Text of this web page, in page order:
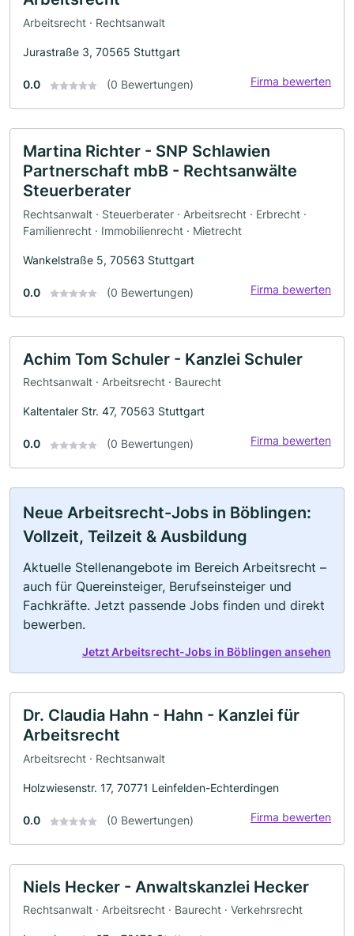
Arbeitsrecht · Rechtsanwalt
Jurastraße 3, 70565 Stuttgart
0.0 (0 Bewertungen) Firma bewerten
Martina Richter - SNP Schlawien
Partnerschaft mbB - Rechtsanwälte
Steuerberater
Rechtsanwalt · Steuerberater · Arbeitsrecht · Erbrecht ·
Familienrecht · Immobilienrecht · Mietrecht
Wankelstraße 5, 70563 Stuttgart
0.0 (0 Bewertungen) Firma bewerten
Achim Tom Schuler - Kanzlei Schuler
Rechtsanwalt · Arbeitsrecht · Baurecht
Kaltentaler Str. 47, 70563 Stuttgart
0.0 (0 Bewertungen) Firma bewerten
Neue Arbeitsrecht-Jobs in Böblingen:
Vollzeit, Teilzeit & Ausbildung
Aktuelle Stellenangebote im Bereich Arbeitsrecht –
auch für Quereinsteiger, Berufseinsteiger und
Fachkräfte. Jetzt passende Jobs finden und direkt
bewerben.
Jetzt Arbeitsrecht-Jobs in Böblingen ansehen
Dr. Claudia Hahn - Hahn - Kanzlei für
Arbeitsrecht
Arbeitsrecht · Rechtsanwalt
Holzwiesenstr. 17, 70771 Leinfelden-Echterdingen
0.0 (0 Bewertungen) Firma bewerten
Niels Hecker - Anwaltskanzlei Hecker
Rechtsanwalt · Arbeitsrecht · Baurecht · Verkehrsrecht